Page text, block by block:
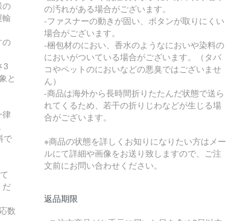
の
の
3
と
律
で
だ
数
の汚れがある場合がございます。
-ファスナーの動きが固い、ボタンが取りにくい
場合がございます。
-梱包材のにおい、香水のようなにおいや染料の
においがついている場合がございます。（タバ
コやペットのにおいなどの悪臭ではございませ
ん）
-商品は海外から長時間折りたたんだ状態で送ら
れてくるため、若干の折りじわなどが生じる場
合がございます。
※商品の状態を詳しくお知りになりたい方はメー
ルにて詳細や画像をお送り致しますので、ご注
文前にお問い合わせください。
返品期限